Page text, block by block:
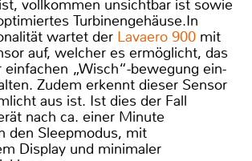
vollkommen unsichtbar ist sowie
Turbinengehäuse.In
wartet der Lavaero 900 mit
auf, welcher es ermöglicht, das
„Wisch“-bewegung ein-
Zudem erkennt dieser Sensor
aus ist. Ist dies der Fall
nach ca. einer Minute
den Sleepmodus, mit
Display und minimaler